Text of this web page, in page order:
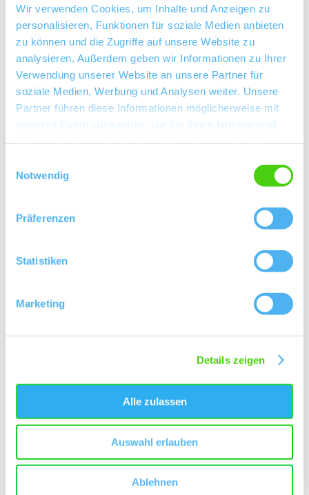
Wir verwenden Cookies, um Inhalte und Anzeigen zu
personalisieren, Funktionen für soziale Medien anbieten
zu können und die Zugriffe auf unsere Website zu
analysieren. Außerdem geben wir Informationen zu Ihrer
Verwendung unserer Website an unsere Partner für
soziale Medien, Werbung und Analysen weiter. Unsere
Partner führen diese Informationen möglicherweise mit
weiteren Daten zusammen, die Sie ihnen bereitgestellt
Notwendig
Präferenzen
Statistiken
Marketing
Details zeigen
Alle zulassen
Auswahl erlauben
Ablehnen
Das Weingut Rösch-Spies befindet sich in
Guntersblum am Rhein. Hier baut die Familie Spies
seit über sechs Generationen ihre Weine im
historischen Kellerweg aus. Dies geschieht seit über
20 Jahren nach ökologischen Richtlinien. Dabei liegt
das Augenmerh auf den Burgunder-Sorten, dem
Riesling und den klassischen (rheinhessischen)
Rotweinsorten. Daneben führt das Weingut
Gewürztraminier und die immer wieder
Kontakt